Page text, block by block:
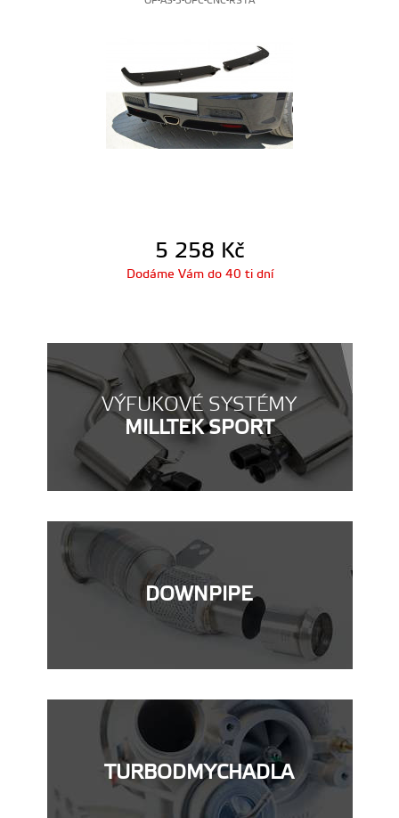
5 258 Kč
Dodáme Vám do 40 ti dní
VÝFUKOVÉ SYSTÉMY
MILLTEK SPORT
DOWNPIPE
TURBODMYCHADLA